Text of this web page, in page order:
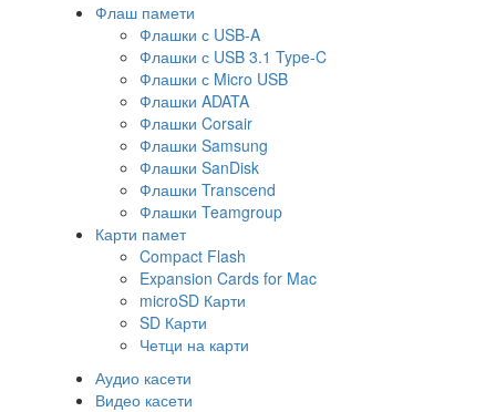
Флаш памети
Флашки с USB-A
Флашки с USB 3.1 Type-C
Флашки с Micro USB
Флашки ADATA
Флашки Corsair
Флашки Samsung
Флашки SanDisk
Флашки Transcend
Флашки Teamgroup
Карти памет
Compact Flash
Expansion Cards for Mac
microSD Карти
SD Карти
Четци на карти
Аудио касети
Видео касети